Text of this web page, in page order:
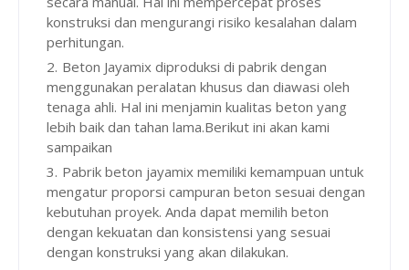
konstruksi dan mengurangi risiko kesalahan dalam
perhitungan.
Beton Jayamix diproduksi di pabrik dengan
menggunakan peralatan khusus dan diawasi oleh
tenaga ahli. Hal ini menjamin kualitas beton yang
lebih baik dan tahan lama.Berikut ini akan kami
sampaikan
Pabrik beton jayamix memiliki kemampuan untuk
mengatur proporsi campuran beton sesuai dengan
kebutuhan proyek. Anda dapat memilih beton
dengan kekuatan dan konsistensi yang sesuai
dengan konstruksi yang akan dilakukan.